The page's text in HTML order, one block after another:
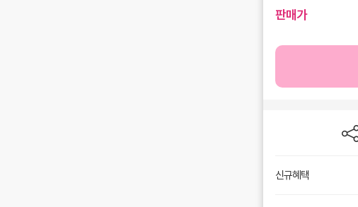
판매가
신규혜택